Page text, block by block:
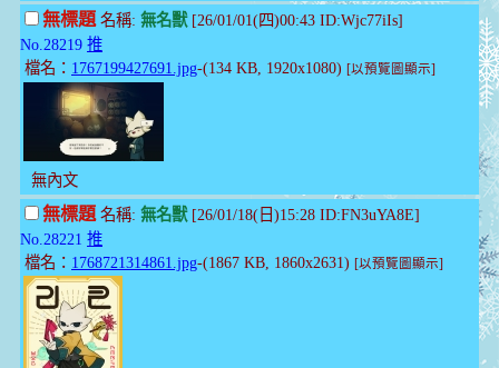
無標題名稱: 無名獸[26/01/01(四)00:43 ID:Wjc77iIs]
No.28219 推
檔名： 1767199427691.jpg-(134 KB, 1920x1080) [以預覽圖顯示]
無內文
無標題名稱: 無名獸[26/01/18(日)15:28 ID:FN3uYA8E]
No.28221 推
檔名： 1768721314861.jpg-(1867 KB, 1860x2631) [以預覽圖顯示]